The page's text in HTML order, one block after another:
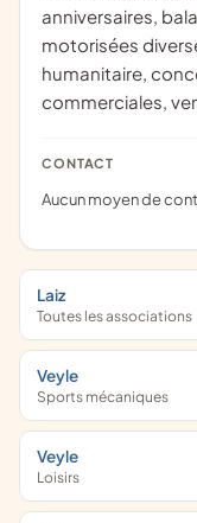
anniversaires,
motorisées
humanitaire,
commerciales,
CONTACT
Aucun moyen de
Laiz
Toutes les associations
Veyle
Sports mécaniques
Veyle
Loisirs